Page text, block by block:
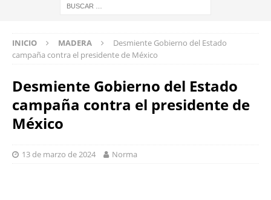
INICIO MADERA
Desmiente Gobierno del Estado
campaña contra el presidente de México
Desmiente Gobierno del Estado
campaña contra el presidente de
México
13 de marzo de 2024 Norma